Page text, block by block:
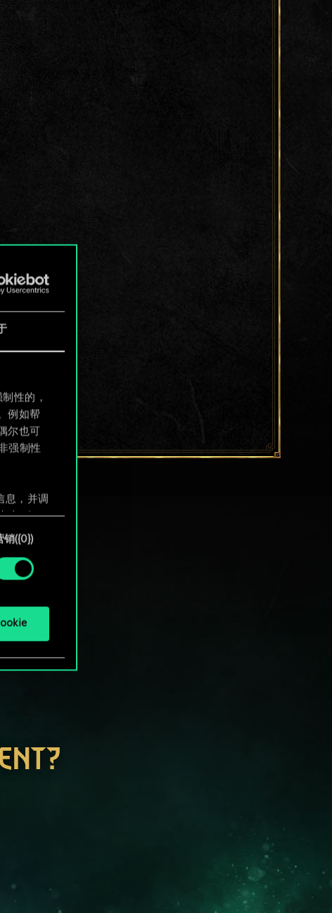
性的，
例如帮
尔也可
强制性
息，并调
击"确
销({0})